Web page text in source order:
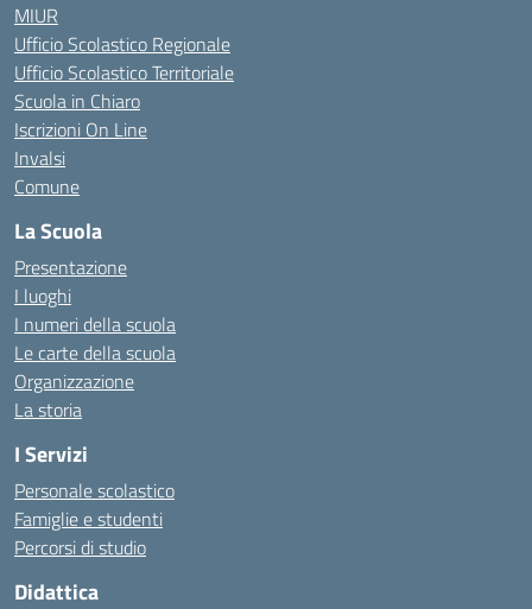
MIUR
Ufficio Scolastico Regionale
Ufficio Scolastico Territoriale
Scuola in Chiaro
Iscrizioni On Line
Invalsi
Comune
La Scuola
Presentazione
I luoghi
I numeri della scuola
Le carte della scuola
Organizzazione
La storia
I Servizi
Personale scolastico
Famiglie e studenti
Percorsi di studio
Didattica